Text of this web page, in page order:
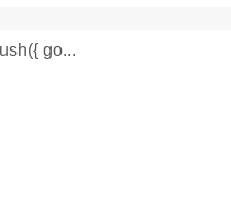
go...